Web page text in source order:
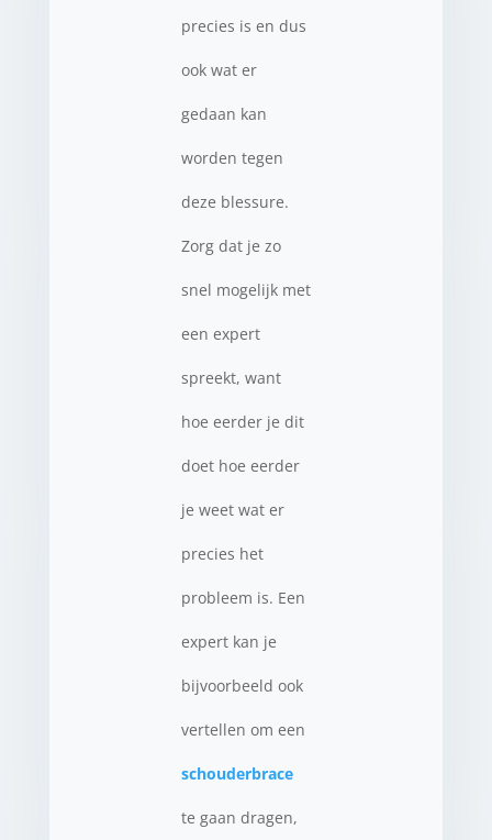
precies is en dus
ook wat er
gedaan kan
worden tegen
deze blessure.
Zorg dat je zo
snel mogelijk met
een expert
spreekt, want
hoe eerder je dit
doet hoe eerder
je weet wat er
precies het
probleem is. Een
expert kan je
bijvoorbeeld ook
vertellen om een
schouderbrace
te gaan dragen,